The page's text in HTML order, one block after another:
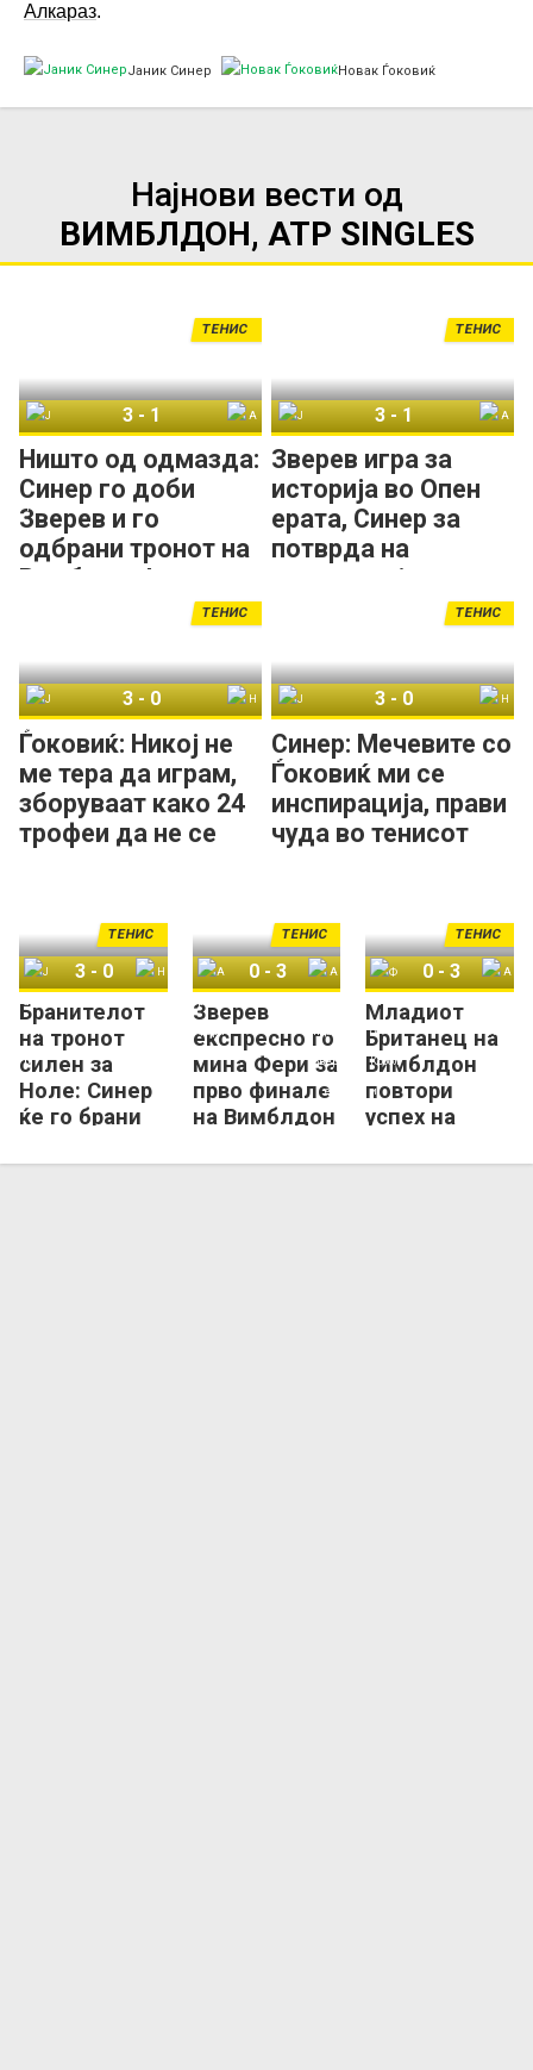
Алкараз.
Јаник Синер Новак Ѓоковиќ
Најнови вести од
ВИМБЛДОН, ATP SINGLES
Ништо од одмазда:
Синер го доби
Зверев и го
одбрани тронот на
Вимблдон!
ТЕНИС
3- 1
Зверев игра за
историја во Опен
ерата, Синер за
потврда на
доминацијата на
ТЕНИС
3 - 1
Ѓоковиќ: Никој не
ме тера да играм,
зборуваат како 24
трофеи да не се
ТЕНИС
3-0
Синер: Мечевите со
Ѓоковиќ ми се
инспирација, прави
чуда во тенисот
ТЕНИС
3-0
Бранителот
на тронот
силен за
Ноле: Синер
ќе го брани
Лондон
ТЕНИС
Јаник Синер
3 - 0
Зверев
експресно го
мина Фери за
прво финале
на Вимблдон
ТЕНИС
Артур Фери
0- 3
Младиот
Британец на
Вимблдон
повтори
успех на
од 2001
ТЕНИС
Флавио Коболи
0- 3